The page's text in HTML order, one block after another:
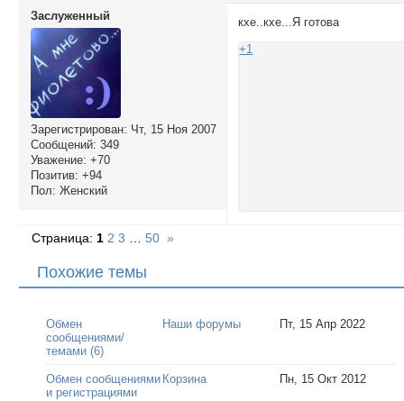
Заслуженный
Зарегистрирован: Чт, 15 Ноя 2007
Сообщений: 349
Уважение: +70
Позитив: +94
Пол: Женский
кхе..кхе...Я готова
+1
Страница: 1 2 3 50 »
Похожие темы
Обмен
сообщениями/
темами (6)
Наши форумы Пт, 15 Апр 2022
Обмен сообщениями
и регистрациями
Корзина Пн, 15 Окт 2012